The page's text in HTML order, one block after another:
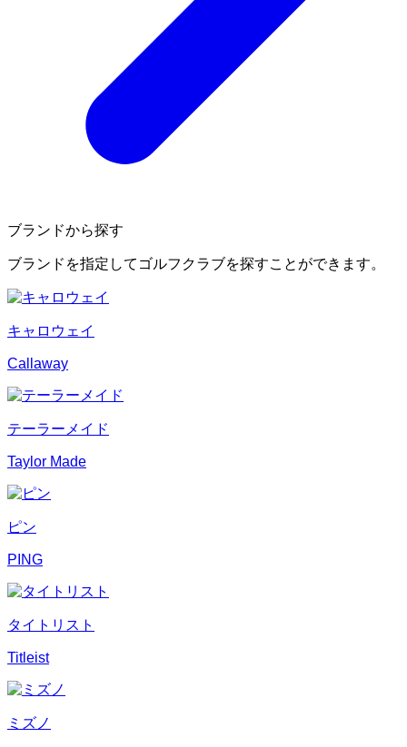
ブランドから探す
ブランドを指定してゴルフクラブを探すことができます。
キャロウェイ
Callaway
テーラーメイド
Taylor Made
ピン
PING
タイトリスト
Titleist
ミズノ